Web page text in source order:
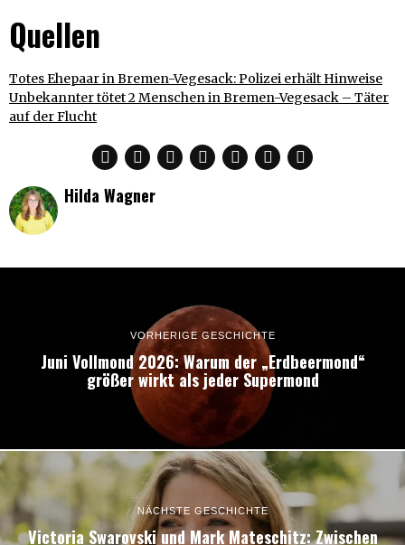
Quellen
Totes Ehepaar in Bremen-Vegesack: Polizei erhält Hinweise
Unbekannter tötet 2 Menschen in Bremen-Vegesack – Täter
auf der Flucht
Hilda Wagner
VORHERIGE GESCHICHTE
Juni Vollmond 2026: Warum der „Erdbeermond“
größer wirkt als jeder Supermond
NÄCHSTE GESCHICHTE
Victoria Swarovski und Mark Mateschitz: Zwischen